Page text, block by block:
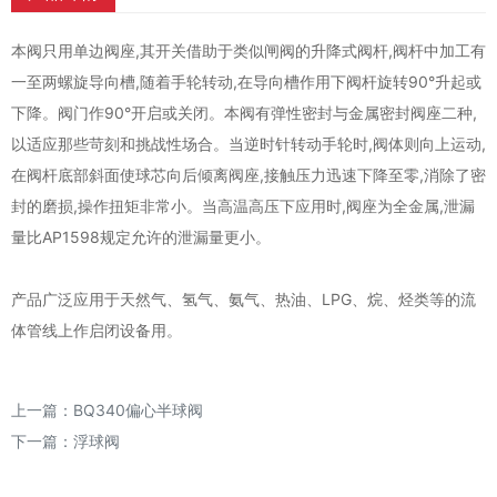
本阀只用单边阀座,其开关借助于类似闸阀的升降式阀杆,阀杆中加工有
一至两螺旋导向槽,随着手轮转动,在导向槽作用下阀杆旋转90°升起或
下降。阀门作90°开启或关闭。本阀有弹性密封与金属密封阀座二种,
以适应那些苛刻和挑战性场合。当逆时针转动手轮时,阀体则向上运动,
在阀杆底部斜面使球芯向后倾离阀座,接触压力迅速下降至零,消除了密
封的磨损,操作扭矩非常小。当高温高压下应用时,阀座为全金属,泄漏
量比AP1598规定允许的泄漏量更小。
产品广泛应用于天然气、氢气、氨气、热油、LPG、烷、烃类等的流
体管线上作启闭设备用。
上一篇： BQ340偏心半球阀
下一篇： 浮球阀